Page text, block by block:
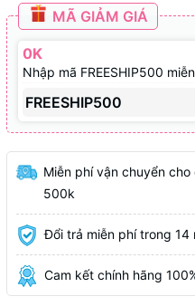
MÃ GIẢM GIÁ
0K
Nhập mã FREESHIP500
FREESHIP500
Miễn phí vận chuyển
500k
Đổi trả miễn phí trong 14
Cam kết chính hãng